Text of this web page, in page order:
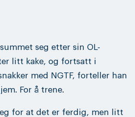
seg etter sin OL-
litt kake, og fortsatt i
med NGTF, forteller han
For å trene.
for at det er ferdig, men litt